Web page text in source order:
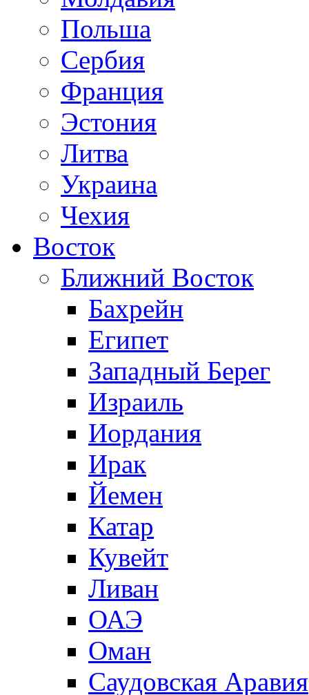
Польша
Сербия
Франция
Эстония
Литва
Украина
Чехия
Восток
Ближний Восток
Бахрейн
Египет
Западный Берег
Израиль
Иордания
Ирак
Йемен
Катар
Кувейт
Ливан
ОАЭ
Оман
Саудовская Аравия